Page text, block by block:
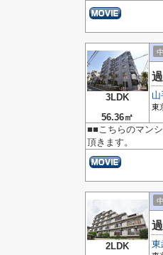
3LDK
56.36㎡
山
東
■■こちらのマン
頂きます。
2LDK 東